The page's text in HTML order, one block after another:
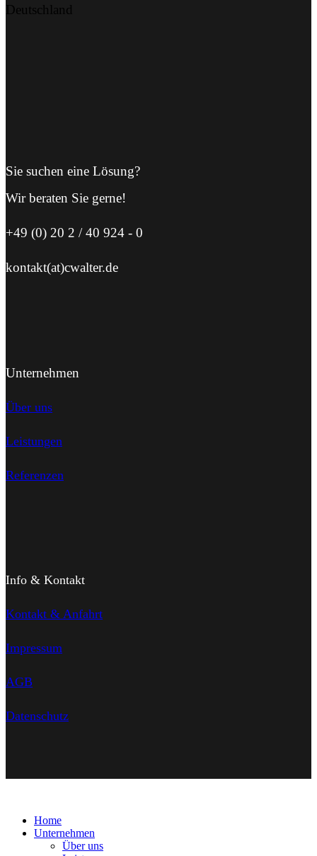
Deutschland
Sie suchen eine Lösung?
Wir beraten Sie gerne!
+49 (0) 20 2 / 40 924 - 0
kontakt(at)cwalter.de
Unternehmen
Über uns
Leistungen
Referenzen
Info & Kontakt
Kontakt & Anfahrt
Impressum
AGB
Datenschutz
Home
Unternehmen
Über uns